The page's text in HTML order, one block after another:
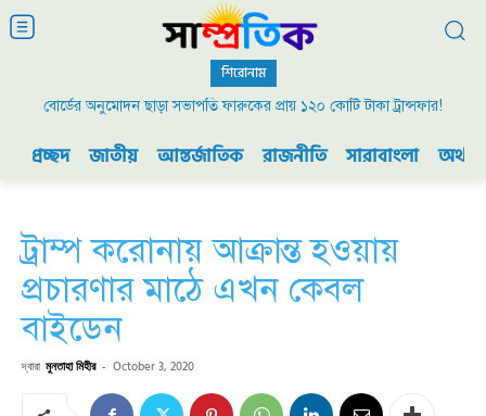
শিরোনাম
বোর্ডের অনুমোদন ছাড়া সভাপতি ফারুকের প্রায় ১২০ কোটি টাকা ট্রান্সফার!
২০০৯ এর বিডিআর বিদ্রোহ এবং ভারতের যুদ্ধ প্রস্তুতি
প্রচ্ছদ জাতীয় আন্তর্জাতিক রাজনীতি সারাবাংলা
ট্রাম্প করোনায় আক্রান্ত হওয়ায়
প্রচারণার মাঠে এখন কেবল
বাইডেন
দ্বারা মুনতাহা মিহীর - October 3, 2020